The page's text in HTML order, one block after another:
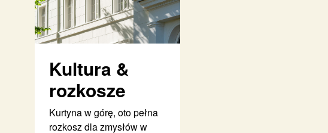
Kultura &
rozkosze
Kurtyna w górę, oto pełna
rozkosz dla zmysłów w